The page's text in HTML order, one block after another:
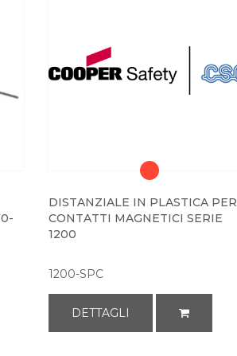
DISTANZIALE IN PLASTICA PER
CONTATTI MAGNETICI SERIE
1200
1200-SPC
DETTAGLI